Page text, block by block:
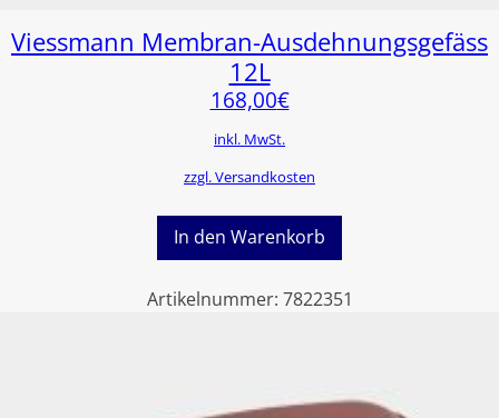
Viessmann Membran-Ausdehnungsgefäss
12L
168,00€
inkl. MwSt.
zzgl. Versandkosten
In den Warenkorb
Artikelnummer: 7822351